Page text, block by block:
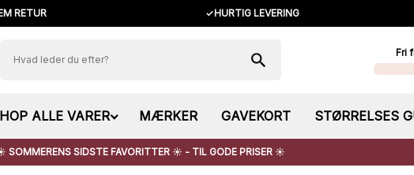
RETUR ✓HURTIG LEVERING
Fri
ALLE VARER MÆRKER GAVEKORT STØRRELSES
SOMMERENS SIDSTE FAVORITTER ☀️ - TIL GODE PRISER ☀️